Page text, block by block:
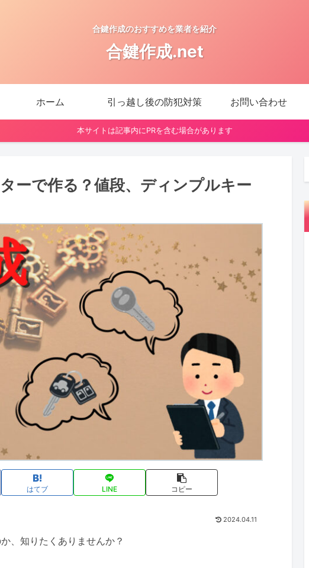
合鍵作成のおすすめを業者を紹介
合鍵作成.net
ホーム 引っ越し後の防犯対策 お問い合わせ
本サイトは記事内にPRを含む場合があります
ーで作る？値段、ディンプルキー
はてブ LINE コピー
2024.04.11
、知りたくありませんか？